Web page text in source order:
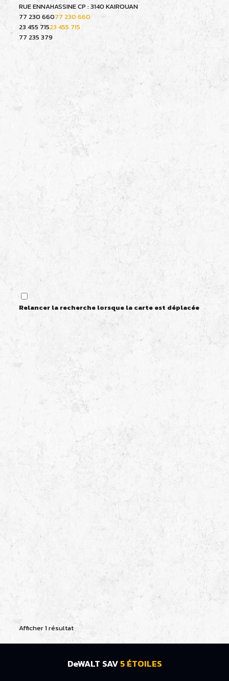
RUE ENNAHASSINE CP : 3140 KAIROUAN
77 230 66077 230 660
23 455 71523 455 715
77 235 379
Relancer la recherche lorsque la carte est déplacée
Afficher 1 résultat
DeWALT SAV5 ÉTOILES